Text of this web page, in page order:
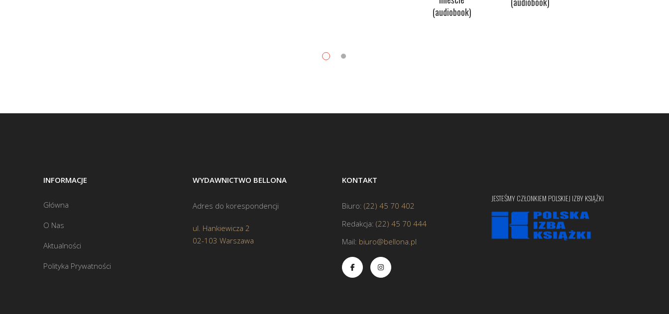
(audiobook)
INFORMACJE
Główna
O Nas
Aktualności
Polityka Prywatności
WYDAWNICTWO BELLONA
Adres do korespondencji
ul. Hankiewicza 2
02-103 Warszawa
KONTAKT
Biuro: (22) 45 70 402
Redakcja: (22) 45 70 444
Mail: biuro@bellona.pl
JESTEŚMY CZŁONKIEM POLSKIEJ IZBY KSIĄŻKI